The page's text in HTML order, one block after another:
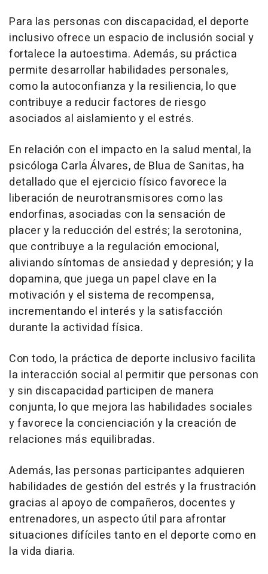
Para las personas con discapacidad, el deporte
inclusivo ofrece un espacio de inclusión social y
fortalece la autoestima. Además, su práctica
permite desarrollar habilidades personales,
como la autoconfianza y la resiliencia, lo que
contribuye a reducir factores de riesgo
asociados al aislamiento y el estrés.
En relación con el impacto en la salud mental, la
psicóloga Carla Álvares, de Blua de Sanitas, ha
detallado que el ejercicio físico favorece la
liberación de neurotransmisores como las
endorfinas, asociadas con la sensación de
placer y la reducción del estrés; la serotonina,
que contribuye a la regulación emocional,
aliviando síntomas de ansiedad y depresión; y la
dopamina, que juega un papel clave en la
motivación y el sistema de recompensa,
incrementando el interés y la satisfacción
durante la actividad física.
Con todo, la práctica de deporte inclusivo facilita
la interacción social al permitir que personas con
y sin discapacidad participen de manera
conjunta, lo que mejora las habilidades sociales
y favorece la concienciación y la creación de
relaciones más equilibradas.
Además, las personas participantes adquieren
habilidades de gestión del estrés y la frustración
gracias al apoyo de compañeros, docentes y
entrenadores, un aspecto útil para afrontar
situaciones difíciles tanto en el deporte como en
la vida diaria.